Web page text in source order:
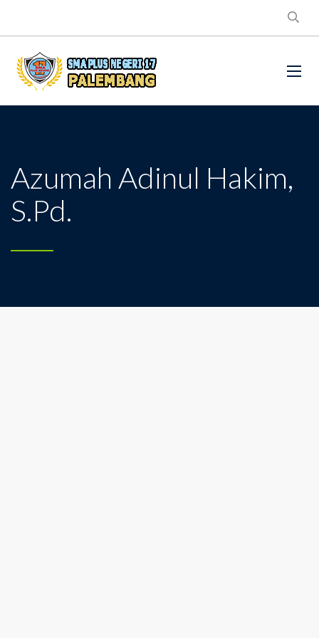
Azumah Adinul Hakim,
S.Pd.